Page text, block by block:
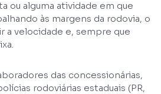
ou alguma atividade em que
às margens da rodovia, o
a velocidade e, sempre que
das concessionárias,
rodoviárias estaduais (PR,